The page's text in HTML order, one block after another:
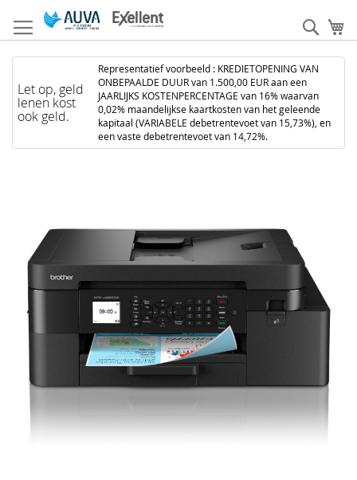
naar
de
inhoud
Let op, geld
lenen kost
ook geld.
Representatief voorbeeld : KREDIETOPENING VAN
ONBEPAALDE DUUR van 1.500,00 EUR aan een
JAARLIJKS KOSTENPERCENTAGE van 16% waarvan
0,02% maandelijkse kaartkosten van het geleende
kapitaal (VARIABELE debetrentevoet van 15,73%), en
een vaste debetrentevoet van 14,72%.
afbeeldingen-
gallerij